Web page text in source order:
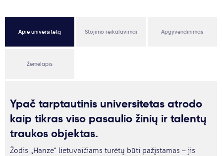
Apie universitetą Stojimo reikalavimai Apgyvendinimas
Žemėlapis
Ypač tarptautinis universitetas atrodo
kaip tikras viso pasaulio žinių ir talentų
traukos objektas.
Žodis „Hanze“ lietuvaičiams turėtų būti pažįstamas – jis